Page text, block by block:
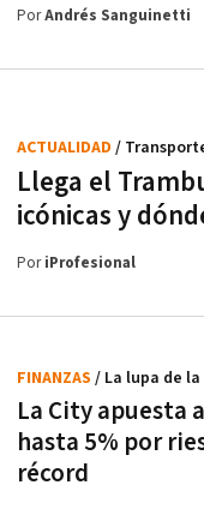
PorAndrés Sanguinetti
Llega el
icónicas y
ACTUALIDAD /
PoriProfesional
La City apuesta
hasta 5% por
récord
FINANZAS / La lupa de